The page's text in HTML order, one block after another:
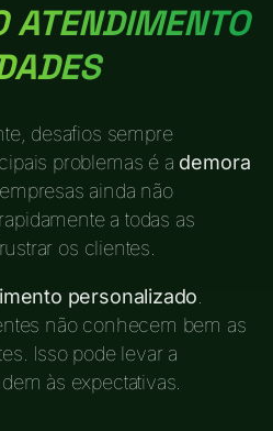
ATENDIMENTO
desafios sempre
problemas é a demora
empresas ainda não
a todas as
os clientes.
personalizado
não conhecem bem as
Isso pode levar a
às expectativas.